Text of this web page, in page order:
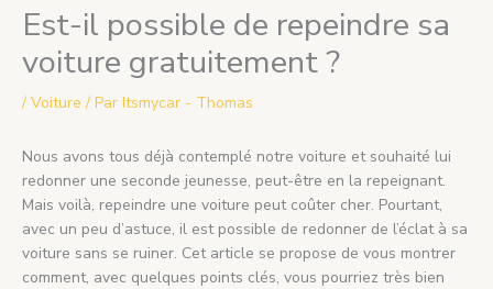
Est-il possible de repeindre sa
voiture gratuitement ?
/ Voiture / Par Itsmycar - Thomas
Nous avons tous déjà contemplé notre voiture et souhaité lui
redonner une seconde jeunesse, peut-être en la repeignant.
Mais voilà, repeindre une voiture peut coûter cher. Pourtant,
avec un peu d’astuce, il est possible de redonner de l’éclat à sa
voiture sans se ruiner. Cet article se propose de vous montrer
comment, avec quelques points clés, vous pourriez très bien